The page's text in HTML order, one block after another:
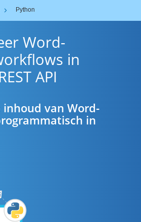
Python
Word-
in
API
van Word-
in